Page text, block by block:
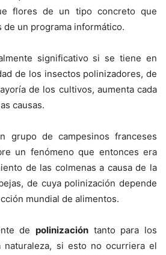
flores de un tipo concreto que
de un programa informático.
significativo si se tiene en
de los insectos polinizadores, de
de los cultivos, aumenta cada
causas.
grupo de campesinos franceses
un fenómeno que entonces era
de las colmenas a causa de la
de cuya polinización depende
mundial de alimentos.
depolinización tanto para los
naturaleza, si esto no ocurriera el